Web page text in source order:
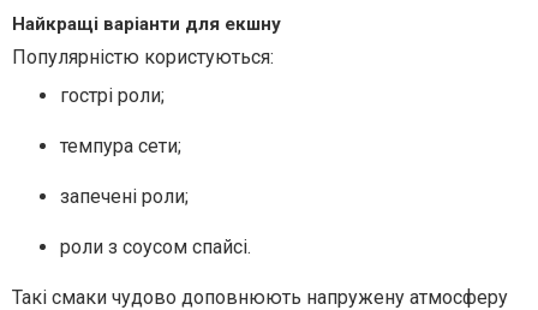
Найкращі варіанти для екшну
Популярністю користуються:
гострі роли;
темпура сети;
запечені роли;
роли з соусом спайсі.
Такі смаки чудово доповнюють напружену атмосферу